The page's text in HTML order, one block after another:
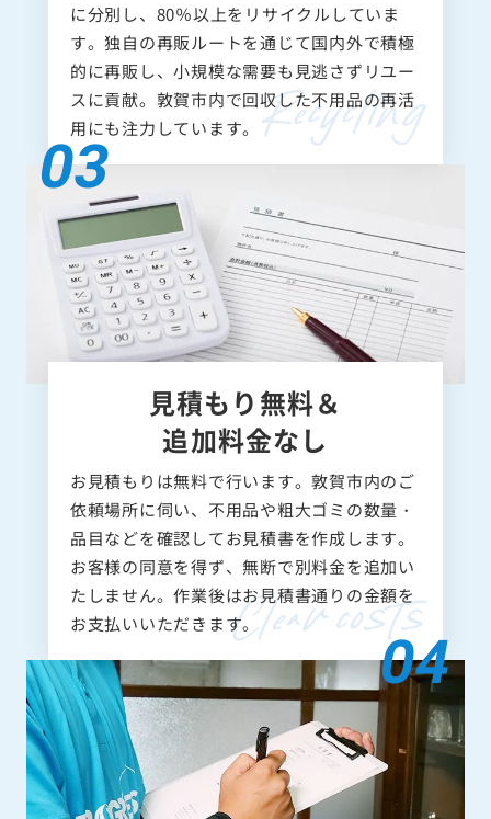
に分別し、80％以上をリサイクルしていま
す。独自の再販ルートを通じて国内外で積極
的に再販し、小規模な需要も見逃さずリユー
スに貢献。敦賀市内で回収した不用品の再活
用にも注力しています。
見積もり無料＆
追加料金なし
お見積もりは無料で行います。敦賀市内のご
依頼場所に伺い、不用品や粗大ゴミの数量・
品目などを確認してお見積書を作成します。
お客様の同意を得ず、無断で別料金を追加い
たしません。作業後はお見積書通りの金額を
お支払いいただきます。